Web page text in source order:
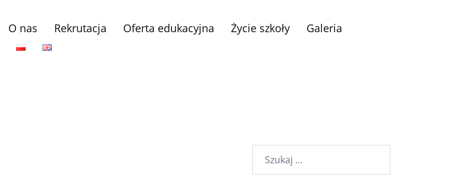
O nas Rekrutacja Oferta edukacyjna Życie szkoły
Galeria